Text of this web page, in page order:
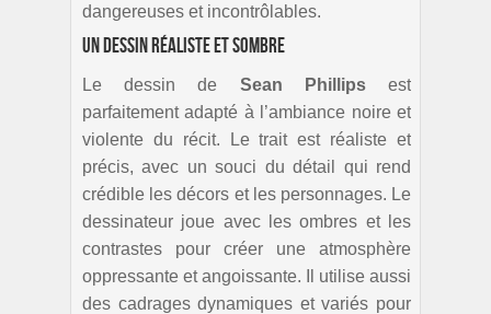
dangereuses et incontrôlables.
Un dessin réaliste et sombre
Le dessin de Sean Phillipsest
parfaitement adapté à l’ambiance noire et
violente du récit. Le trait est réaliste et
précis, avec un souci du détail qui rend
crédible les décors et les personnages. Le
dessinateur joue avec les ombres et les
contrastes pour créer une atmosphère
oppressante et angoissante. Il utilise aussi
des cadrages dynamiques et variés pour